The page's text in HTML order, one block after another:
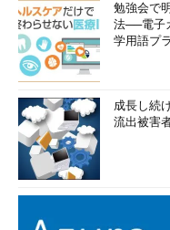
勉強会で
法──電子
学用語プ
成長し続
流出被害